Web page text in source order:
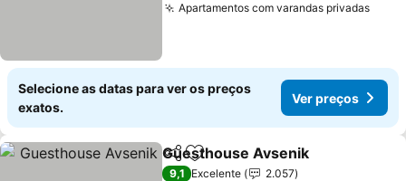
Apartamentos com varandas privadas
Selecione as datas para ver os preços
exatos.
Ver preços
PartilharAdicionar aos favoritos
Guesthouse Avsenik
9,1 Excelente
2.057